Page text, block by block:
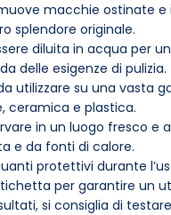
macchie ostinate e
splendore originale.
diluita in acqua per
delle esigenze di pulizia.
utilizzare su una vasta
ceramica e plastica.
in un luogo fresco e
e da fonti di calore.
protettivi durante
per garantire un
si consiglia di